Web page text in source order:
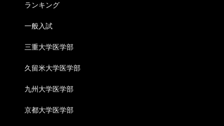
ランキング
一般入試
三重大学医学部
久留米大学医学部
九州大学医学部
京都大学医学部